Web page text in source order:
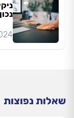
נכון
שאלות נפוצות